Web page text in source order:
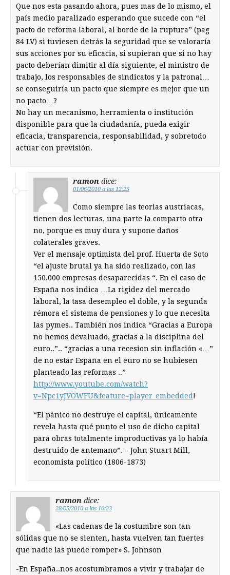
Que nos esta pasando ahora, pues mas de lo mismo, el
país medio paralizado esperando que sucede con “el
pacto de reforma laboral, al borde de la ruptura” (pag
84 LV) si tuviesen detrás la seguridad que se valoraría
sus acciones por su eficacia, si supieran que si no hay
pacto deberían dimitir al día siguiente, el ministro de
trabajo, los responsables de sindicatos y la patronal…
se conseguiría un pacto que siempre es mejor que un
no pacto…?
No hay un mecanismo, herramienta o institución
disponible para que la ciudadanía, pueda exigir
eficacia, transparencia, responsabilidad, y sobretodo
actuar con previsión.
ramon dice:
01/06/2010 a las 12:25
Como siempre las teorias austriacas,
tienen dos lecturas, una parte la comparto otra
no, porque es muy dura y supone daños
colaterales graves.
Ver el mensaje optimista del prof. Huerta de Soto
“el ajuste brutal ya ha sido realizado, con las
150.000 empresas desaparecidas “. En el caso de
España nos indica …La rigidez del mercado
laboral, la tasa desempleo el doble, y la segunda
rémora el sistema de pensiones y lo que necesita
las pymes.. También nos indica “Gracias a Europa
no hemos devaluado, gracias a la disciplina del
euro..”.. “gracias a una recesion sin inflación «…”
de no estar España en el euro no se hubiesen
planteado las reformas ..”
http://www.youtube.com/watch?
v=Npc1yJVOWFU&feature=player_embedded !
“El pánico no destruye el capital, únicamente
revela hasta qué punto el uso de dicho capital
para obras totalmente improductivas ya lo había
destruido de antemano”. – John Stuart Mill,
economista político (1806-1873)
ramon dice:
28/05/2010 a las 10:23
«Las cadenas de la costumbre son tan
sólidas que no se sienten, hasta vuelven tan fuertes
que nadie las puede romper» S. Johnson
-En España..nos acostumbramos a vivir y trabajar de